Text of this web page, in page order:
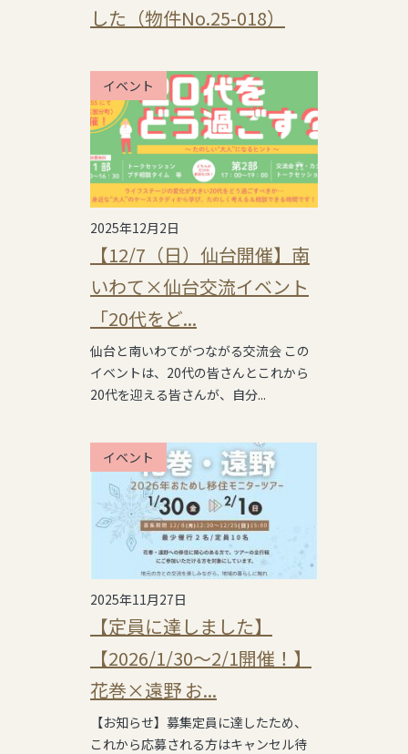
した（物件No.25-018）
イベント
2025年12月2日
【12/7（日）仙台開催】南
いわて×仙台交流イベント
「20代をど...
仙台と南いわてがつながる交流会 この
イベントは、20代の皆さんとこれから
20代を迎える皆さんが、自分...
イベント
2025年11月27日
【定員に達しました】
【2026/1/30～2/1開催！】
花巻×遠野 お...
【お知らせ】募集定員に達したため、
これから応募される方はキャンセル待